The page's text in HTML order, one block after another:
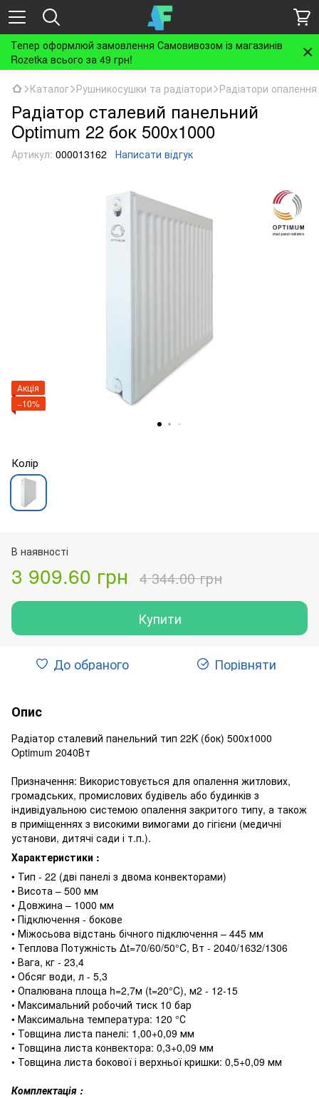
Тепер оформлюй замовлення Самовивозом із магазинів
Rozetka всього за 49 грн!
Каталог Рушникосушки та радіатори Радіатори опалення
Радіатор сталевий панельний
Optimum 22 бок 500x1000
Артикул: 000013162 Написати відгук
Акція
−10%
Колір
В наявності
3 909.60 грн 4 344.00 грн
Купити
До обраного Порівняти
Опис
Радіатор сталевий панельний тип 22K (бок) 500х1000
Optimum 2040Вт
Призначення: Використовується для опалення житлових,
громадських, промислових будівель або будинків з
індивідуальною системою опалення закритого типу, а також
в приміщеннях з високими вимогами до гігієни (медичні
установи, дитячі сади і т.п.).
Характеристики :
• Тип - 22 (дві панелі з двома конвекторами)
• Висота – 500 мм
• Довжина – 1000 мм
• Підключення - бокове
• Міжосьова відстань бічного підключення – 445 мм
• Теплова Потужність ∆t=70/60/50°C, Вт - 2040/1632/1306
• Вага, кг - 23,4
• Обсяг води, л - 5,3
• Опалювана площа h=2,7м (t=20°C), м2 - 12-15
• Максимальний робочий тиск 10 бар
• Максимальна температура: 120 °С
• Товщина листа панелі: 1,00+0,09 мм
• Товщина листа конвектора: 0,3+0,09 мм
• Товщина листа бокової і верхньої кришки: 0,5+0,09 мм
Комплектація :